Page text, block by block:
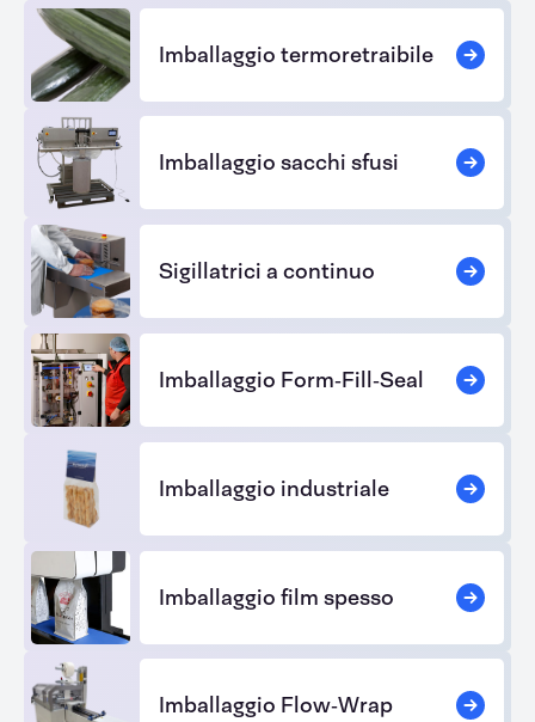
Imballaggio termoretraibile
Imballaggio sacchi sfusi
Sigillatrici a continuo
Imballaggio Form‑Fill‑Seal
Imballaggio industriale
Imballaggio film spesso
Imballaggio Flow‑Wrap